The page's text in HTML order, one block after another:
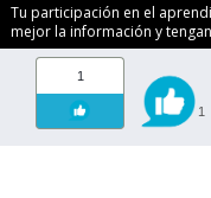
Tu participación en el
mejor la información y
1
1